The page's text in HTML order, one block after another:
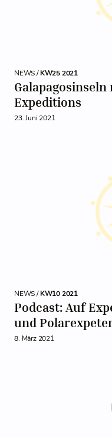
NEWS /KW25 2021
Expeditions
23. Juni 2021
NEWS /KW10 2021
Podcast: Auf
und
8. März 2021